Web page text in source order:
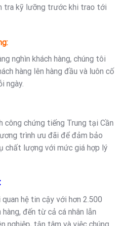
tra kỹ lưỡng trước khi trao tới
nghìn khách hàng, chúng tôi
hàng lên hàng đầu và luôn cố
ngày.
công chứng tiếng Trung tại Cần
trình ưu đãi để đảm bảo
chất lượng với mức giá hợp lý
hệ tin cậy với hơn 2.500
đến từ cả cá nhân lẫn